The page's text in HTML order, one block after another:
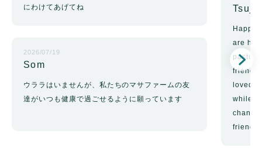
にわけてあげてね
2026/07/19
Som
ウララはいませんが、私たちのマサファームの友
達がいつも健康で過ごせるように願っています
Tsuji
Happy
are
friends
loved
while
chan,
friend